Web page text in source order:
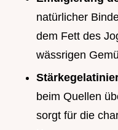
natürlicher
dem Fett des
wässrigen
beim Quellen
sorgt für die